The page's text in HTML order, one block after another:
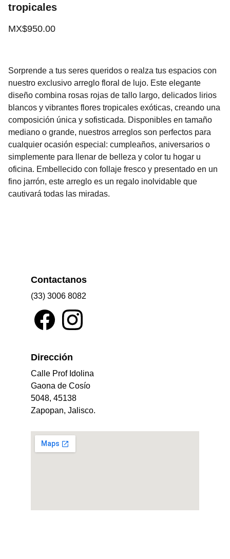
tropicales
MX$950.00
Sorprende a tus seres queridos o realza tus espacios con
nuestro exclusivo arreglo floral de lujo. Este elegante
diseño combina rosas rojas de tallo largo, delicados lirios
blancos y vibrantes flores tropicales exóticas, creando una
composición única y sofisticada. Disponibles en tamaño
mediano o grande, nuestros arreglos son perfectos para
cualquier ocasión especial: cumpleaños, aniversarios o
simplemente para llenar de belleza y color tu hogar u
oficina. Embellecido con follaje fresco y presentado en un
fino jarrón, este arreglo es un regalo inolvidable que
cautivará todas las miradas.
Dirección
Calle Prof Idolina
Gaona de Cosío
5048, 45138
Zapopan, Jalisco.
Contactanos
(33) 3006 8082